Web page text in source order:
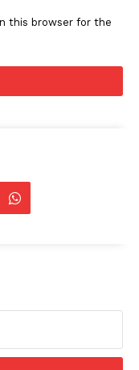
this browser for the